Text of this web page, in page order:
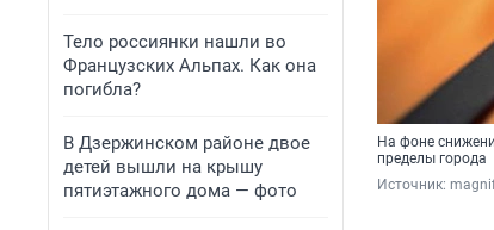
Тело россиянки нашли во
Французских Альпах. Как она
погибла?
В Дзержинском районе двое
детей вышли на крышу
пятиэтажного дома — фото
На фоне
пределы города
Источник: